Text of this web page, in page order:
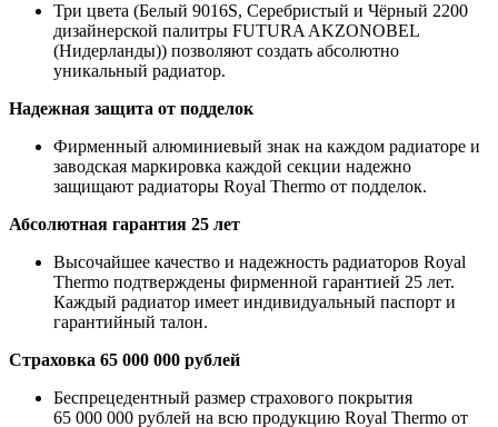
Три цвета (Белый 9016S, Серебристый и Чёрный 2200
дизайнерской палитры FUTURA AKZONOBEL
(Нидерланды)) позволяют создать абсолютно
уникальный радиатор.
Надежная защита от подделок
Фирменный алюминиевый знак на каждом радиаторе и
заводская маркировка каждой секции надежно
защищают радиаторы Royal Thermo от подделок.
Абсолютная гарантия 25 лет
Высочайшее качество и надежность радиаторов Royal
Thermo подтверждены фирменной гарантией 25 лет.
Каждый радиатор имеет индивидуальный паспорт и
гарантийный талон.
Страховка 65 000 000 рублей
Беспрецедентный размер страхового покрытия
65 000 000 рублей на всю продукцию Royal Thermo от